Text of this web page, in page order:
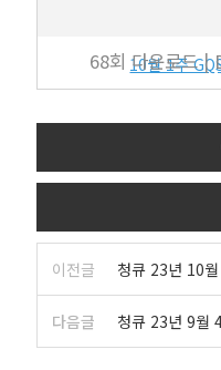
10월 1주
68회 다운로드
이전글 청큐 23년 10
다음글 청큐 23년 9월